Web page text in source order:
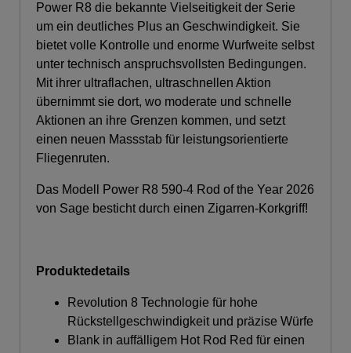
Power R8 die bekannte Vielseitigkeit der Serie
um ein deutliches Plus an Geschwindigkeit. Sie
bietet volle Kontrolle und enorme Wurfweite selbst
unter technisch anspruchsvollsten Bedingungen.
Mit ihrer ultraflachen, ultraschnellen Aktion
übernimmt sie dort, wo moderate und schnelle
Aktionen an ihre Grenzen kommen, und setzt
einen neuen Massstab für leistungsorientierte
Fliegenruten.
Das Modell Power R8 590-4 Rod of the Year 2026
von Sage besticht durch einen Zigarren-Korkgriff!
Produktedetails
Revolution 8 Technologie für hohe
Rückstellgeschwindigkeit und präzise Würfe
Blank in auffälligem Hot Rod Red für einen